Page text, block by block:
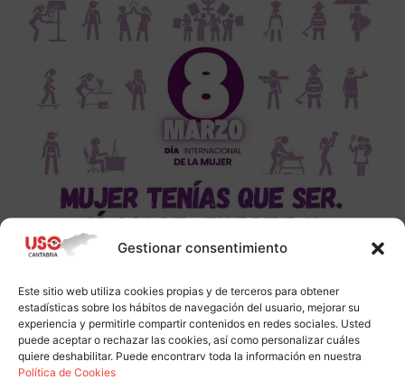
Gestionar consentimiento
Este sitio web utiliza cookies propias y de terceros para obtener
estadísticas sobre los hábitos de navegación del usuario, mejorar su
experiencia y permitirle compartir contenidos en redes sociales. Usted
puede aceptar o rechazar las cookies, así como personalizar cuáles
quiere deshabilitar. Puede encontrarv toda la información en nuestra
Política de Cookies